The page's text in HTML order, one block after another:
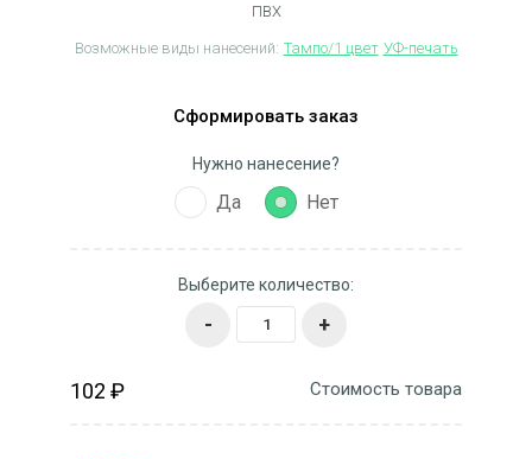
ПВХ
Возможные виды нанесений: Тампо/1 цвет УФ-печать
Сформировать заказ
Нужно нанесение?
Да Нет
Выберите количество:
- +
102 ₽ Стоимость товара